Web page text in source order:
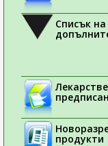
Списък
продукти